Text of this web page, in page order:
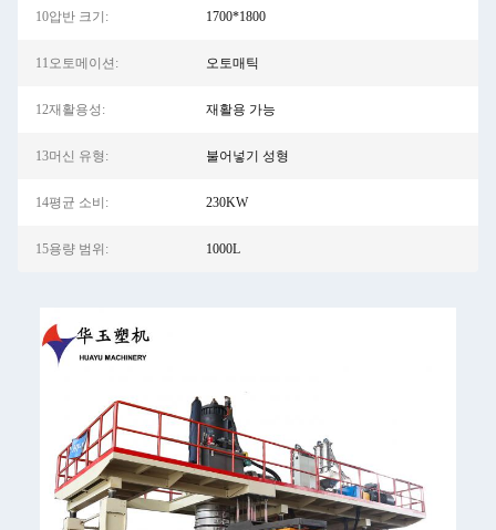
10압반 크기: 1700*1800
11오토메이션: 오토매틱
12재활용성: 재활용 가능
13머신 유형: 불어넣기 성형
14평균 소비: 230KW
15용량 범위: 1000L